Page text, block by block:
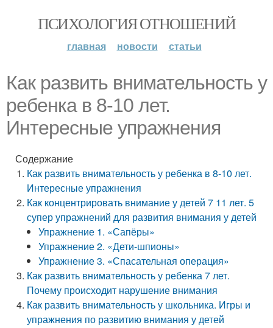
ПСИХОЛОГИЯ ОТНОШЕНИЙ
главная новости статьи
Как развить внимательность у
ребенка в 8-10 лет.
Интересные упражнения
Содержание
Как развить внимательность у ребенка в 8-10 лет.
Интересные упражнения
Как концентрировать внимание у детей 7 11 лет. 5
супер упражнений для развития внимания у детей
Упражнение 1. «Сапёры»
Упражнение 2. «Дети-шпионы»
Упражнение 3. «Спасательная операция»
Как развить внимательность у ребенка 7 лет.
Почему происходит нарушение внимания
Как развить внимательность у школьника. Игры и
упражнения по развитию внимания у детей